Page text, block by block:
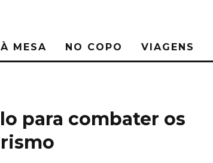
À MESA NO COPO VIAGENS
para combater os